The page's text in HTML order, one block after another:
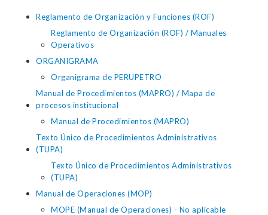
Reglamento de Organización y Funciones (ROF)
Reglamento de Organización (ROF) / Manuales
Operativos
ORGANIGRAMA
Organigrama de PERUPETRO
Manual de Procedimientos (MAPRO) / Mapa de
procesos institucional
Manual de Procedimientos (MAPRO)
Texto Único de Procedimientos Administrativos
(TUPA)
Texto Único de Procedimientos Administrativos
(TUPA)
Manual de Operaciones (MOP)
MOPE (Manual de Operaciones) - No aplicable